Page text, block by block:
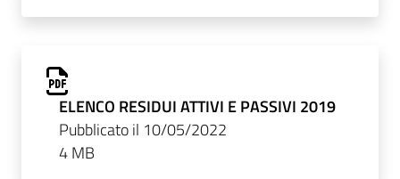
ELENCO RESIDUI ATTIVI E PASSIVI 2019
Pubblicato il 10/05/2022
4 MB